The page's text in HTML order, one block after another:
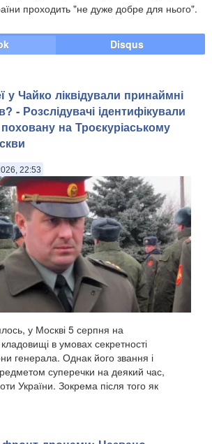
проходить "не дуже добре для нього".
Disqus
у Чайко ліквідували принаймні
- Розслідувачі ідентифікували
на Троєкуріаському
22:53
у Москві 5 серпня на
в умовах секретності
генерала. Однак його звання і
суперечки на деякий час,
України. Зокрема після того як